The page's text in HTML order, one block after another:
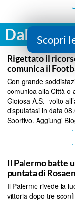
Dalla
SPORT
Rigettato il
comunica il
Con grande
comunica alla Città e
Gioiosa A.S. -volto
disputatasi in data
Sportivo. Aggiungi
Il Palermo batte
puntata di
Il Palermo rivede la
vittoria dopo tre
Scopri